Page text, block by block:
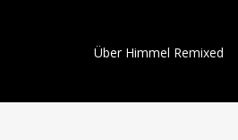
Skip
Über Himmel Remixed